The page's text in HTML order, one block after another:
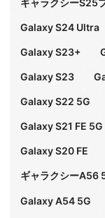
Galaxy S24 Ultra
Galaxy S23+
Galaxy S23
Galaxy S22 5G
Galaxy S21 FE 5G
Galaxy S20 FE
ギャラクシーA56
Galaxy A54 5G